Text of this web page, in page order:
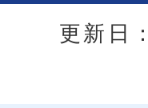
更新日